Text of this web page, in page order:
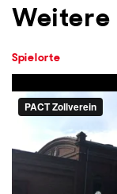
Spielorte